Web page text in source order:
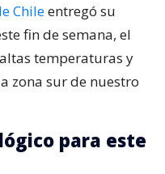
Chileentregó su
fin de semana, el
temperaturas y
zona sur de nuestro
para este